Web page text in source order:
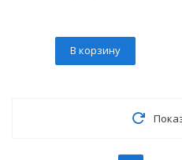
В корзину